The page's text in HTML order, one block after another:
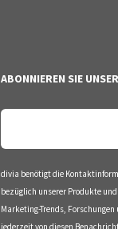
ABONNIEREN SIE
divia benötigt die
bezüglich unserer Produkte
Marketing-Trends,
jederzeit von diesen